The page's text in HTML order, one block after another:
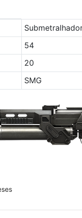
arma Bisão no Free
54
20
SMG